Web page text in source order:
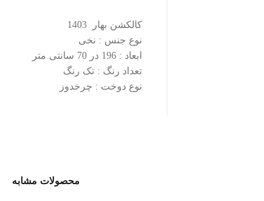
کالکشن بهار 1403
نوع جنس : نخی
ابعاد : 196 در 70 سانتی متر
تعداد رنگ : تک رنگ
نوع دوخت : چرخدوز
محصولات مشابه